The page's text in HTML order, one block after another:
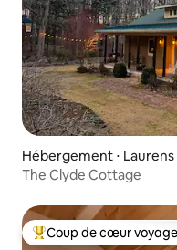
Hébergement ⋅ Laurens
The Clyde Cottage
Coups de cœur
Coup de cœur